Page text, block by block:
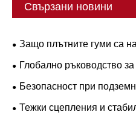
Свързани новини
Защо плътните гуми са
тежки работни процеси?
Глобално ръководство
Популярни размери и
Безопасност при
серия L-5S са от
Тежки сцепления и